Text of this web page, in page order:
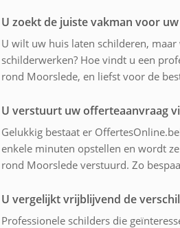
U zoekt de juiste vakman voor
U wilt uw huis laten schilderen,
schilderwerken? Hoe vindt u een
rond Moorslede, en liefst voor de
U verstuurt uw offerteaanvraag
Gelukkig bestaat er
enkele minuten opstellen en wordt
rond Moorslede verstuurd. Zo
U vergelijkt vrijblijvend de
Professionele schilders die